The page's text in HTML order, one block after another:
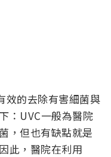
效的去除有害細菌與
：UVC一般為醫院
，但也有缺點就是
此，醫院在利用